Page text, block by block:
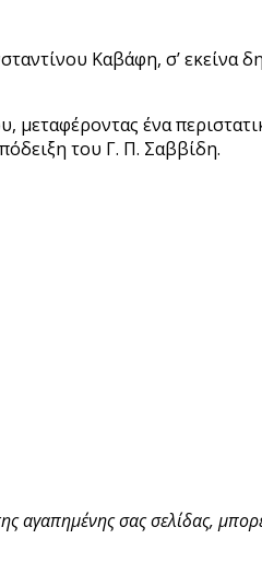
Καβάφη, σ’ εκείνα
μεταφέροντας ένα
του Γ. Π. Σαββίδη.
αγαπημένης σας σελίδας,